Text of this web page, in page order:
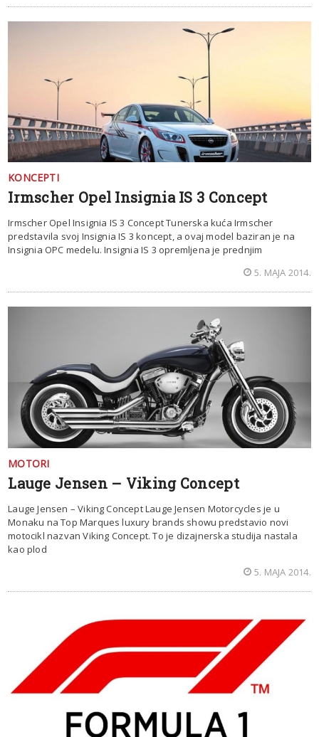
KONCEPTI
Irmscher Opel Insignia IS 3 Concept
Irmscher Opel Insignia IS 3 Concept Tunerska kuća Irmscher
predstavila svoj Insignia IS 3 koncept, a ovaj model baziran je na
Insignia OPC medelu. Insignia IS 3 opremljena je prednjim
5. MAJA 2014.
MOTORI
Lauge Jensen – Viking Concept
Lauge Jensen – Viking Concept Lauge Jensen Motorcycles je u
Monaku na Top Marques luxury brands showu predstavio novi
motocikl nazvan Viking Concept. To je dizajnerska studija nastala
kao plod
5. MAJA 2014.